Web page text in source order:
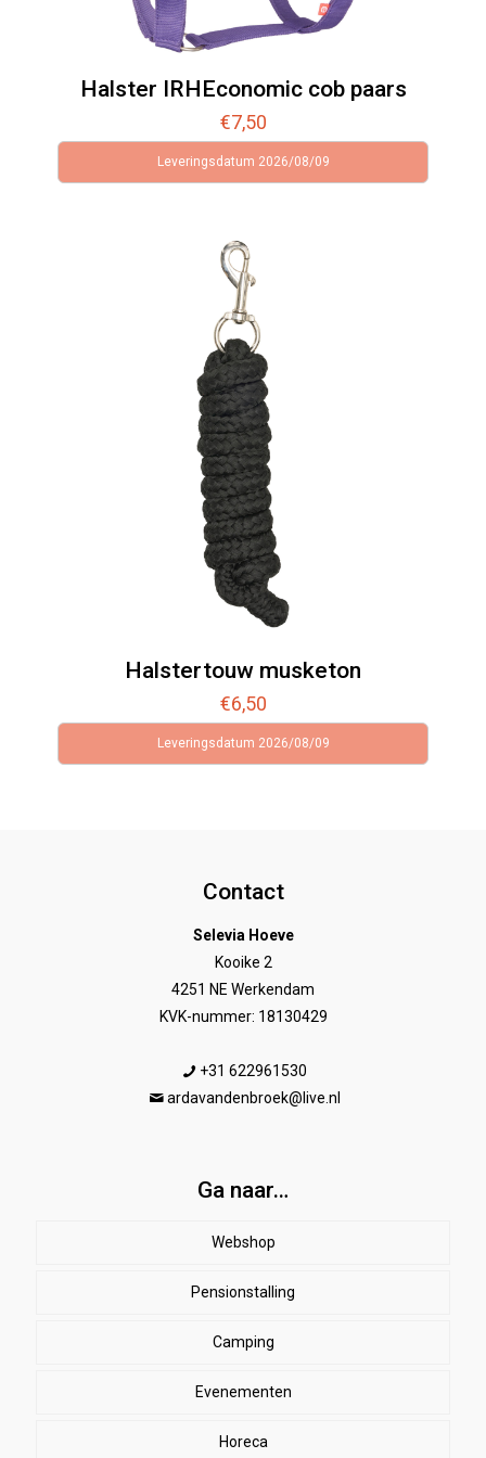
Halster IRHEconomic cob paars
€7,50
Leveringsdatum 2026/08/09
Halstertouw musketon
€6,50
Leveringsdatum 2026/08/09
Contact
Selevia Hoeve
Kooike 2
4251 NE Werkendam
KVK-nummer: 18130429
+31 622961530
ardavandenbroek@live.nl
Ga naar…
Webshop
Paard
Beenbeschermers
EHBO
Dekens
Ruiter
Herenkleding
Dames paardrijkleding
Stal
SALE
Pensionstalling
Camping
Evenementen
Horeca